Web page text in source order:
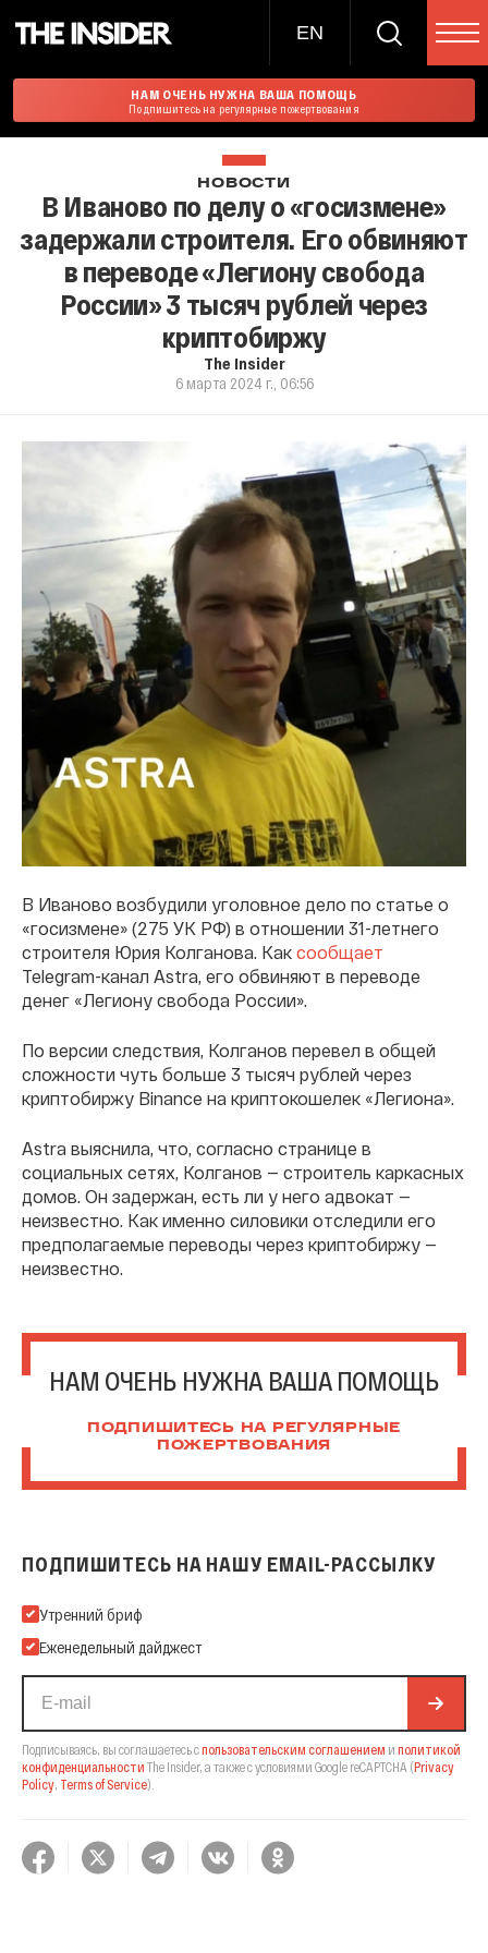
EN
НАМ ОЧЕНЬ НУЖНА ВАША ПОМОЩЬ
Подпишитесь на регулярные пожертвования
НОВОСТИ
В Иваново по делу о «госизмене»
задержали строителя. Его обвиняют
в переводе «Легиону свобода
России» 3 тысяч рублей через
криптобиржу
The Insider
6 марта 2024 г., 06:56
В Иваново возбудили уголовное дело по статье о
«госизмене» (275 УК РФ) в отношении 31-летнего
строителя Юрия Колганова. Как сообщает
Telegram-канал Astra, его обвиняют в переводе
денег «Легиону свобода России».
По версии следствия, Колганов перевел в общей
сложности чуть больше 3 тысяч рублей через
криптобиржу Binance на криптокошелек «Легиона».
Astra выяснила, что, согласно странице в
социальных сетях, Колганов — строитель каркасных
домов. Он задержан, есть ли у него адвокат —
неизвестно. Как именно силовики отследили его
предполагаемые переводы через криптобиржу —
неизвестно.
НАМ ОЧЕНЬ НУЖНА ВАША ПОМОЩЬ
ПОДПИШИТЕСЬ НА РЕГУЛЯРНЫЕ
ПОЖЕРТВОВАНИЯ
ПОДПИШИТЕСЬ НА НАШУ EMAIL-РАССЫЛКУ
Подпишитесь на нашу Email-рассылку
Утренний бриф
Еженедельный дайджест
Подписываясь, вы соглашаетесь спользовательским соглашением и политикой
конфиденциальности The Insider, а также с условиями Google reCAPTCHA (Privacy
Policy, Terms of Service).